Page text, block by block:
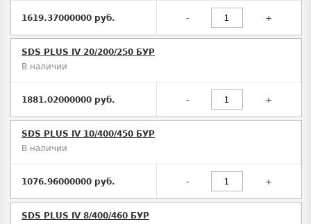
1619.37000000 руб. - +
SDS PLUS IV 20/200/250 БУР
В наличии
1881.02000000 руб. - +
SDS PLUS IV 10/400/450 БУР
В наличии
1076.96000000 руб. - +
SDS PLUS IV 8/400/460 БУР